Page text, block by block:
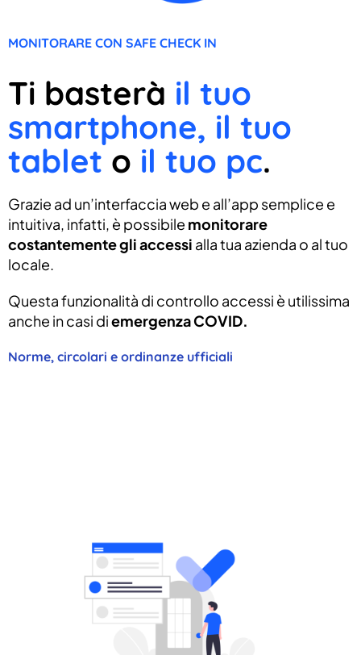
MONITORARE CON SAFE CHECK IN
Ti basterà il tuo
smartphone, il tuo
tablet o il tuo pc.
Grazie ad un’interfaccia web e all’app semplice e
intuitiva, infatti, è possibile monitorare
costantemente gli accessi alla tua azienda o al tuo
locale.
Questa funzionalità di controllo accessi è utilissima
anche in casi diemergenza COVID.
Norme, circolari e ordinanze ufficiali